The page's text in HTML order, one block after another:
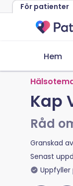
För patienter
Hem
Kap
Råd
Granskad av
Senast